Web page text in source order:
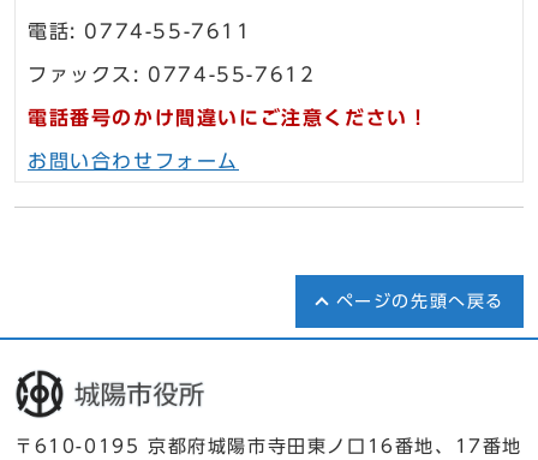
電話: 0774-55-7611
ファックス: 0774-55-7612
電話番号のかけ間違いにご注意ください！
お問い合わせフォーム
ページの先頭へ戻る
〒610-0195 京都府城陽市寺田東ノ口16番地、17番地